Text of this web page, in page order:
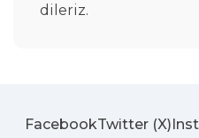
dileriz.
FacebookTwitter (X)